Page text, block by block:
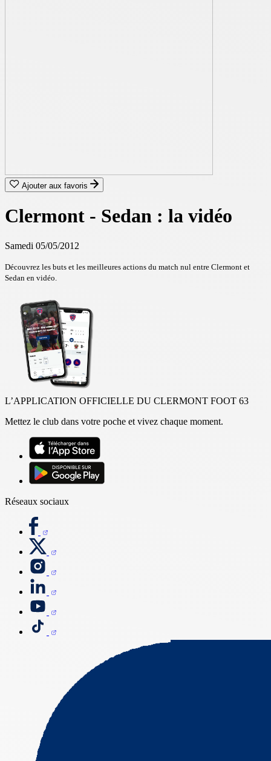
Ajouter aux favoris
Clermont - Sedan : la vidéo
Samedi 05/05/2012
Découvrez les buts et les meilleures actions du match nul entre Clermont et
Sedan en vidéo.
L’APPLICATION OFFICIELLE DU CLERMONT FOOT 63
Mettez le club dans votre poche et vivez chaque moment.
Réseaux sociaux